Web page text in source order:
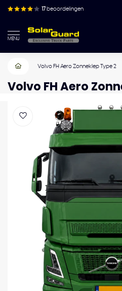
17 beoordelingen
MENU
Volvo FH Aero Zonneklep Type 2
Volvo FH Aero